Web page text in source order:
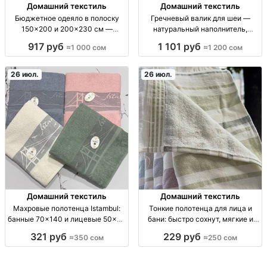
Домашний текстиль
Бюджетное одеяло в полоску
150×200 и 200×230 см —
полоска, размер
домашний текстиль, комфортный
сон, бюджетная цена
917 руб ≈1 000 сом
Домашний текстиль
Гречневый валик для шеи —
натуральный наполнитель,
валик под шею/ортоподдержка;
натуральный; адаптируется под
изгиб; не к
1 101 руб ≈1 200 сом
26 июл.
Домашний текстиль
Махровые полотенца Istambul:
банные 70×140 и лицевые 50×90
махр., хлопок, 2 разм.: банн.
321 руб ≈350 сом
26 июл.
Домашний текстиль
Тонкие полотенца для лица и
бани: быстро сохнут, мягкие и
тонч. полотенца: лицевое/
229 руб ≈250 сом